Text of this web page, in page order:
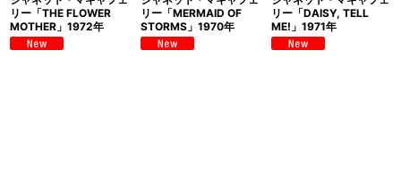
リー「THE FLOWER
MOTHER」1972年
リー「MERMAID OF
STORMS」1970年
リー「DAISY, TELL
ME!」1971年